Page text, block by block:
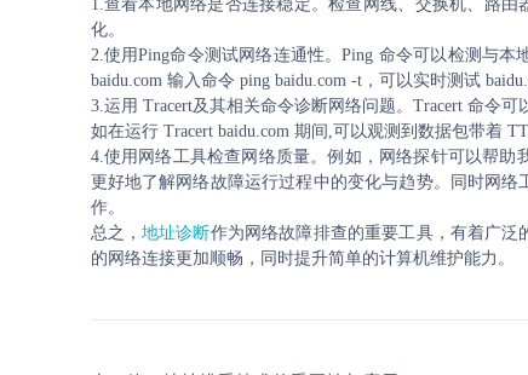
1.查看本地网络是否连接稳定。检查网线、交换机、路
化。
2.使用Ping命令测试网络连通性。Ping 命令可以检测与
baidu.com 输入命令 ping baidu.com -t，可以实时测试
3.运用 Tracert及其相关命令诊断网络问题。Tracert 命令
如在运行 Tracert baidu.com 期间,可以观测到数据包带着
4.使用网络工具检查网络质量。例如，网络探针可以帮
更好地了解网络故障运行过程中的变化与趋势。同时网
作。
总之， 地址诊断作为网络故障排查的重要工具，有着广
的网络连接更加顺畅，同时提升简单的计算机维护能力。